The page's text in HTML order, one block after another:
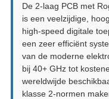
De 2-laag PCB met
is een veelzijdige,
high-speed digitale
een zeer efficiënt
van de moderne
bij 40+ GHz tot
wereldwijde
klasse 2-normen